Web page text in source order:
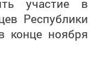
участие в
Республики
конце ноября